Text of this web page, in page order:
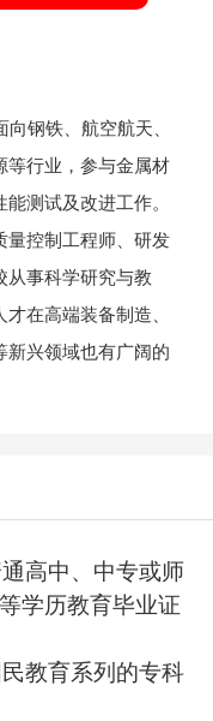
钢铁、航空航天、
等行业，参与金属材
测试及改进工作。
量控制工程师、研发
从事科学研究与教
在高端装备制造、
新兴领域也有广阔的
高中、中专或师
学历教育毕业证
教育系列的专科